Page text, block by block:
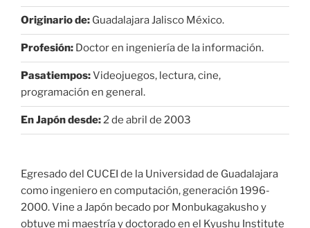
Originario de: Guadalajara Jalisco México.
Profesión: Doctor en ingeniería de la información.
Pasatiempos:Videojuegos, lectura, cine,
programación en general.
En Japón desde:2 de abril de 2003
Egresado del CUCEI de la Universidad de Guadalajara
como ingeniero en computación, generación 1996-
2000. Vine a Japón becado por Monbukagakusho y
obtuve mi maestría y doctorado en el Kyushu Institute